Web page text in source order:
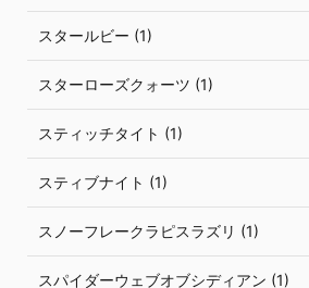
スタールビー (1)
スターローズクォーツ (1)
スティッチタイト (1)
スティブナイト (1)
スノーフレークラピスラズリ (1)
スパイダーウェブオブシディアン (1)